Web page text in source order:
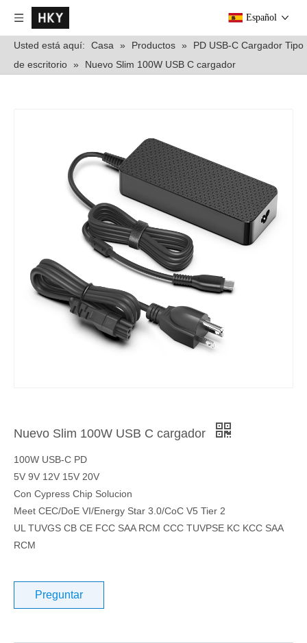
Español
Usted está aquí: Casa » Productos »
PD USB-C Cargador Tipo
de escritorio » Nuevo Slim 100W USB C cargador
Nuevo Slim 100W USB C cargador
100W USB-C PD
5V 9V 12V 15V 20V
Con Cypress Chip Solucion
Meet CEC/DoE VI/Energy Star 3.0/CoC V5 Tier 2
UL TUVGS CB CE FCC SAA RCM CCC TUVPSE KC KCC SAA
RCM
Preguntar